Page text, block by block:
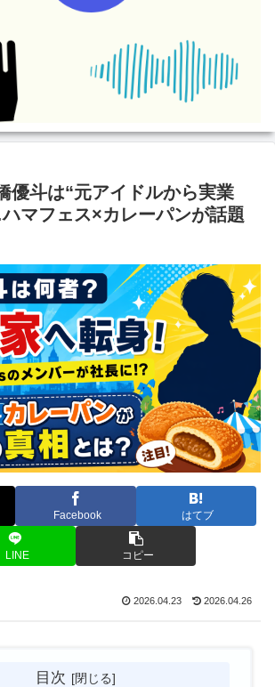
優斗は“元アイドルから実業
マフェス×カレーパンが話題
Facebook はてブ
LINE コピー
2026.04.23 2026.04.26
目次